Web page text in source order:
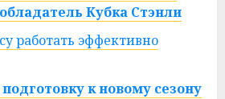
Кубка Стэнли
работать эффективно
к новому сезону